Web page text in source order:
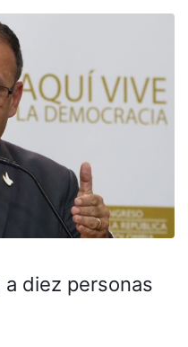
a diez personas